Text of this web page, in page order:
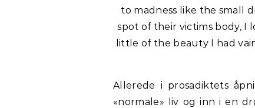
to madness like the small
spot of their victims body, I
little of the beauty I had
Allerede i prosadiktets
«normale» liv og inn i en